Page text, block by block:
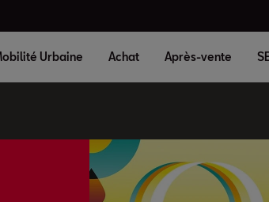
Urbaine Achat Après-vente